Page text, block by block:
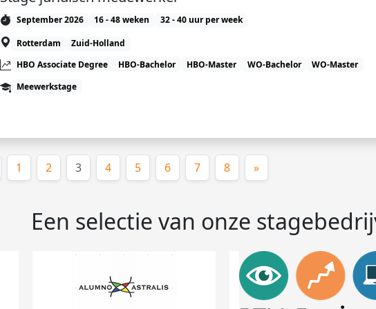
September 2026 16 - 48 weken
32 - 40 uur per week
Rotterdam
Zuid-Holland
HBO Associate Degree
HBO-Bachelor HBO-Master WO-Bachelor
WO-Master
Meewerkstage
1 2 3(huidige)
4 5 6 7 8 »
Een selectie van onze